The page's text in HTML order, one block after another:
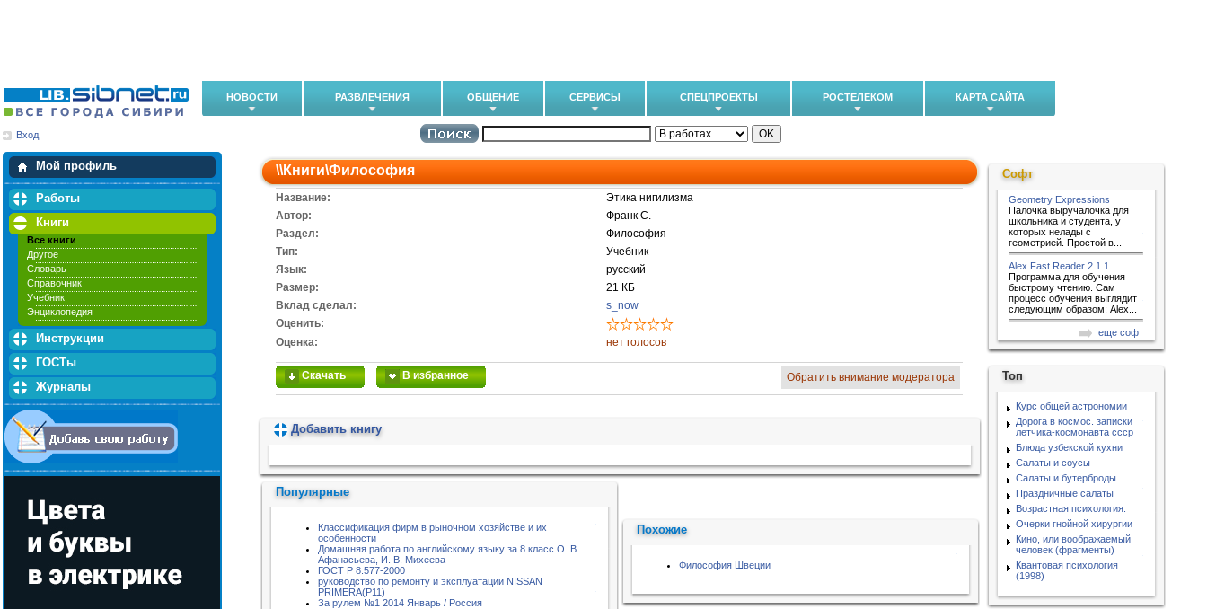
НОВОСТИ РАЗВЛЕЧЕНИЯ ОБЩЕНИЕ СЕРВИСЫ СПЕЦПРОЕКТЫ РОСТЕЛЕКОМ КАРТА САЙТА
Вход
Мой профиль
Мои закладки
Работы
Книги
Все книги
Другое
Словарь
Справочник
Учебник
Энциклопедия
Инструкции
ГОСТы
Журналы
\\Книги\Философия
Название:
Этика нигилизма
Автор:
Франк С.
Раздел:
Философия
Тип:
Учебник
Язык:
русский
Размер:
21 КБ
Вклад сделал:
s_now
Оценить:
Оценка:
нет голосов
Скачать В избранное Обратить внимание модератора
Добавить книгу
Популярные
Классификация фирм в рыночном хозяйстве и их
особенности
Домашняя работа по английскому языку за 8 класс О. В.
Афанасьева, И. В. Михеева
ГОСТ Р 8.577-2000
руководство по ремонту и эксплуатации NISSAN
PRIMERA(P11)
За рулем №1 2014 Январь / Россия
Похожие
Философия Швеции
Софт
Geometry Expressions
Палочка выручалочка для
школьника и студента, у
которых нелады с
геометрией. Простой в...
Alex Fast Reader 2.1.1
Программа для обучения
быстрому чтению. Сам
процесс обучения выглядит
следующим образом: Alex...
еще софт
Топ
Курс общей астрономии
Дорога в космос. записки
летчика-космонавта ссср
Блюда узбекской кухни
Салаты и соусы
Салаты и бутерброды
Праздничные салаты
Возрастная психология.
Очерки гнойной хирургии
Кино, или воображаемый
человек (фрагменты)
Квантовая психология
(1998)